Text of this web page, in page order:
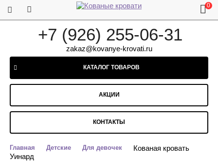
+7 (926) 255-06-31
zakaz@kovanye-krovati.ru
0
КАТАЛОГ ТОВАРОВ
АКЦИИ
КОНТАКТЫ
Главная Детские Для девочек
Кованая кровать
Уинард